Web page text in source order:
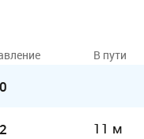
В пути
11 м